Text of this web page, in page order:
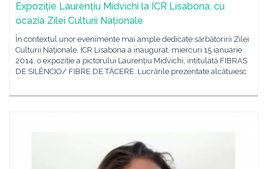
Expoziție Laurențiu Midvichi la ICR Lisabona, cu
ocazia Zilei Culturii Naționale
În contextul unor evenimente mai ample dedicate sărbătoririi Zilei
Culturii Naţionale, ICR Lisabona a inaugurat, miercuri 15 ianuarie
2014, o expoziție a pictorului Laurențiu Midvichi, intitulată FIBRAS
DE SILÊNCIO/ FIBRE DE TĂCERE. Lucrările prezentate alcătuiesc